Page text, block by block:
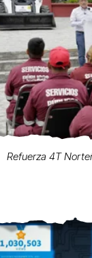
Refuerza 4T